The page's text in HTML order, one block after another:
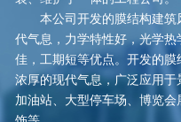
本公司开发的膜结构建筑
代气息，力学特性好，光学
佳，工期短等优点。开发的
浓厚的现代气息，广泛应用于
加油站、大型停车场、博览